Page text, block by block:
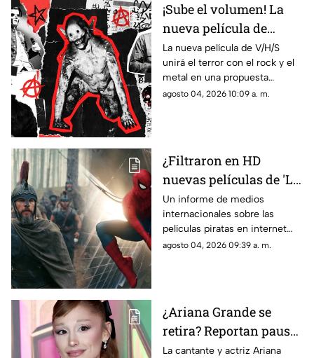
¡Sube el volumen! La
nueva película de
V/H/S unirá terror y
metal
La nueva película de V/H/S
unirá el terror con el rock y el
metal en una propuesta
cargada de efectos prácticos y
agosto 04, 2026 10:09 a. m.
¿Filtraron en HD
nuevas películas de 'La
Odisea' y 'Spider-Man'?
Esto sabemos
Un informe de medios
internacionales sobre las
películas piratas en internet
causó revuelo por supuestas
agosto 04, 2026 09:39 a. m.
¿Ariana Grande se
retira? Reportan pausa
en su carrera por
La cantante y actriz Ariana